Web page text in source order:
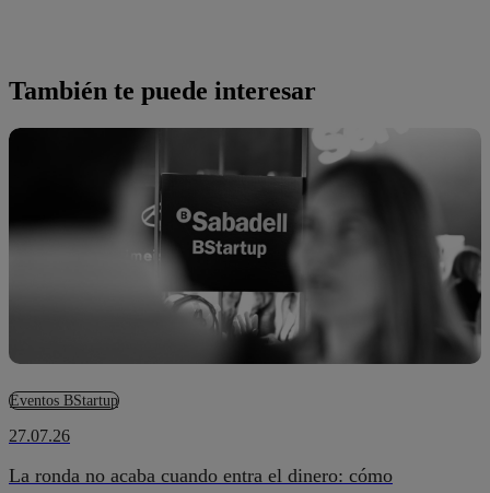
También te puede interesar
Eventos BStartup
27.07.26
La ronda no acaba cuando entra el dinero: cómo